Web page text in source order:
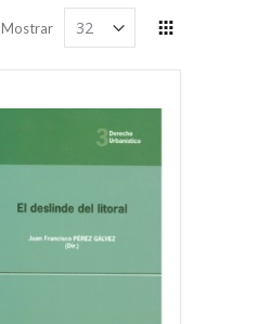
Ver
Mostrar